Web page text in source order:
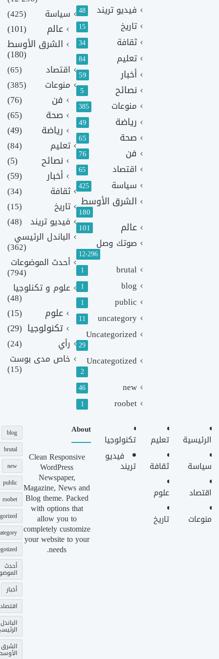
فيديو تريند 48
تاريخ 15
ثقافة 34
تعليم 84
أخبار 59
نصائح 5
منوعات 385
رياضة 49
صحة 65
فن 76
اقتصاد 65
سياسة 425
الشرق الأوسط
180
عالم 101
صوتك وصل
12٬296
brutal
1
blog
1
public
1
uncategory
11
Uncategorized
29
Uncategotized
2
new
46
roobet
1
سياسة
(425)
عالم
(101)
الشرق الأوسط
(180)
اقتصاد
(65)
منوعات
(385)
فن
(76)
صحة
(65)
رياضة
(49)
تعليم (84)
نصائح
(5)
أخبار
(59)
ثقافة
(34)
تاريخ
(15)
فيديو تريند (48)
الباندل الرئيسي
(362)
أحدث الموضوعات
(794)
علوم و تكنلوجيا
(48)
علوم
(15)
تكنولوجيا (29)
رأي
(24)
خاص مدى بوست
(15)
الرئيسية
سياسة
اقتصاد
منوعات
تعليم
ثقافة
علوم
تاريخ
تكنولوجيا
فيديو
تريند
About
Clean Responsive
WordPress
Newspaper,
Magazine, News and
Blog theme. Packed
with options that
allow you to
completely customize
your website to your
needs.
blog
brutal
new
public
roobet
أحدث
أخبار
اقتصاد
الباندل
الشرق